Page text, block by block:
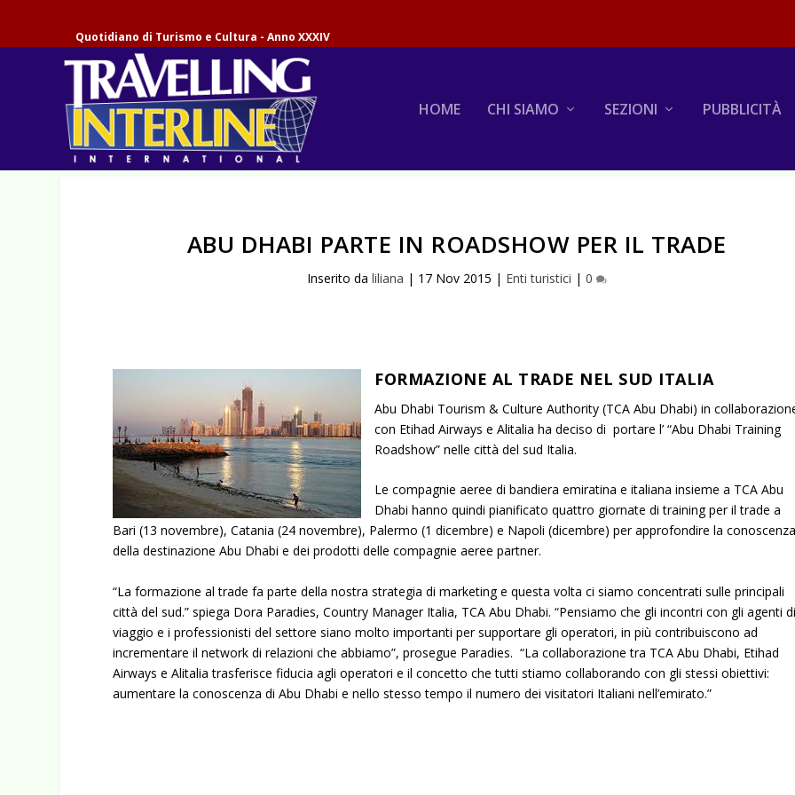
Quotidiano di Turismo e Cultura - Anno XXXIV
HOME CHI SIAMO SEZIONI PUBBLICITÀ
ABU DHABI PARTE IN ROADSHOW PER IL TRADE
Inserito da liliana | 17 Nov 2015 | Enti turistici | 0
FORMAZIONE AL TRADE NEL SUD ITALIA
Abu Dhabi Tourism & Culture Authority (TCA Abu Dhabi) in
con Etihad Airways e Alitalia ha deciso di portare l’ “Abu Dhabi Training
Roadshow” nelle città del sud Italia.
Le compagnie aeree di bandiera emiratina e italiana insieme a TCA Abu
Dhabi hanno quindi pianificato quattro giornate di training per il trade a
Bari (13 novembre), Catania (24 novembre), Palermo (1 dicembre) e Napoli (dicembre) per approfondire la conoscenza
della destinazione Abu Dhabi e dei prodotti delle compagnie aeree partner.
“La formazione al trade fa parte della nostra strategia di marketing e questa volta ci siamo concentrati sulle principali
città del sud.” spiega Dora Paradies, Country Manager Italia, TCA Abu Dhabi. “Pensiamo che gli incontri con gli agenti di
viaggio e i professionisti del settore siano molto importanti per supportare gli operatori, in più contribuiscono ad
incrementare il network di relazioni che abbiamo”, prosegue Paradies. “La collaborazione tra TCA Abu Dhabi, Etihad
Airways e Alitalia trasferisce fiducia agli operatori e il concetto che tutti stiamo collaborando con gli stessi obiettivi:
aumentare la conoscenza di Abu Dhabi e nello stesso tempo il numero dei visitatori Italiani nell’emirato.”